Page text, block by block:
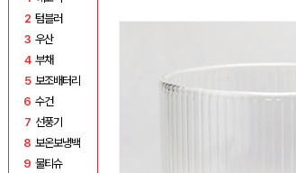
2 텀블러
3 우산
4 부채
5 보조배터리
6 수건
7 선풍기
8 보온보냉백
9 물티슈